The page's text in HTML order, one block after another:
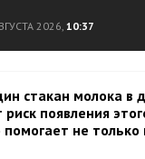
2026, 10:37
стакан молока в
риск появления
помогает не только